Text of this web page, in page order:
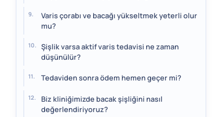
Varis çorabı ve bacağı yükseltmek yeterli olur
mu?
Şişlik varsa aktif varis tedavisi ne zaman
düşünülür?
Tedaviden sonra ödem hemen geçer mi?
Biz kliniğimizde bacak şişliğini nasıl
değerlendiriyoruz?